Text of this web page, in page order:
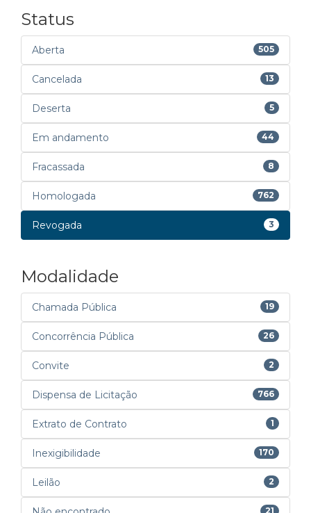
Status
Aberta 505
Cancelada 13
Deserta 5
Em andamento 44
Fracassada 8
Homologada 762
Revogada 3
Modalidade
Chamada Pública 19
Concorrência Pública 26
Convite 2
Dispensa de Licitação 766
Extrato de Contrato 1
Inexigibilidade 170
Leilão 2
21